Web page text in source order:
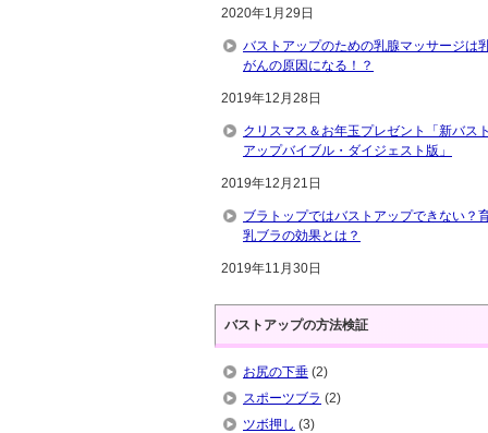
2020年1月29日
バストアップのための乳腺マッサージは
がんの原因になる！？
2019年12月28日
クリスマス＆お年玉プレゼント「新バスト
アップバイブル・ダイジェスト版」
2019年12月21日
ブラトップではバストアップできない？
乳ブラの効果とは？
2019年11月30日
バストアップの方法検証
お尻の下垂 (2)
スポーツブラ (2)
ツボ押し (3)